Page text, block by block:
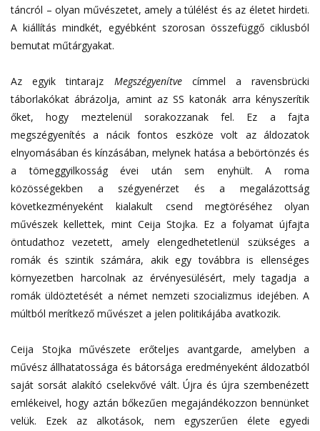
táncról – olyan művészetet, amely a túlélést és az életet hirdeti.
A kiállítás mindkét, egyébként szorosan összefüggő ciklusból
bemutat műtárgyakat.
Az egyik tintarajz Megszégyenítvecímmel a ravensbrücki
táborlakókat ábrázolja, amint az SS katonák arra kényszerítik
őket, hogy meztelenül sorakozzanak fel. Ez a fajta
megszégyenítés a nácik fontos eszköze volt az áldozatok
elnyomásában és kínzásában, melynek hatása a bebörtönzés és
a tömeggyilkosság évei után sem enyhült. A roma
közösségekben a szégyenérzet és a megalázottság
következményeként kialakult csend megtöréséhez olyan
művészek kellettek, mint Ceija Stojka. Ez a folyamat újfajta
öntudathoz vezetett, amely elengedhetetlenül szükséges a
romák és szintik számára, akik egy továbbra is ellenséges
környezetben harcolnak az érvényesülésért, mely tagadja a
romák üldöztetését a német nemzeti szocializmus idejében. A
múltból merítkező művészet a jelen politikájába avatkozik.
Ceija Stojka művészete erőteljes avantgarde, amelyben a
művész állhatatossága és bátorsága eredményeként áldozatból
saját sorsát alakító cselekvővé vált. Újra és újra szembenézett
emlékeivel, hogy aztán bőkezűen megajándékozzon bennünket
velük. Ezek az alkotások, nem egyszerűen élete egyedi